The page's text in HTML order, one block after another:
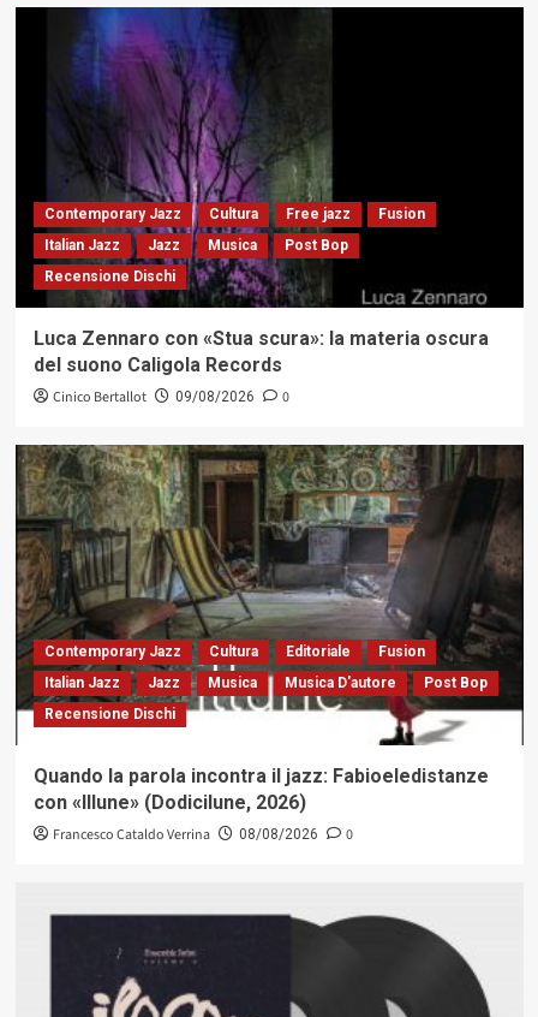
Contemporary Jazz Cultura Free jazz
Fusion
Italian Jazz
Jazz Musica
Post Bop
Recensione Dischi
Luca Zennaro con «Stua scura»: la materia oscura
del suono Caligola Records
Cinico Bertallot 09/08/2026 0
Contemporary Jazz Cultura Editoriale
Fusion
Italian Jazz
Jazz Musica Musica D'autore
Post Bop
Recensione Dischi
Quando la parola incontra il jazz: Fabioeledistanze
con «Illune» (Dodicilune, 2026)
Francesco Cataldo Verrina 08/08/2026 0